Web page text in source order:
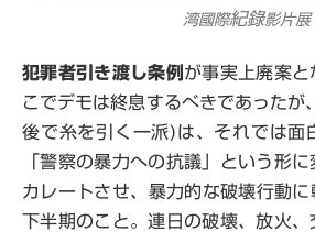
湾國際紀錄影片展
犯罪者引き渡し条例 が事実上廃案
こでデモは終息するべきであったが
後で糸を引く一派)は、それでは面
「警察の暴力への抗議」という形
カレートさせ、暴力的な破壊行動
下半期のこと。連日の破壊、放火